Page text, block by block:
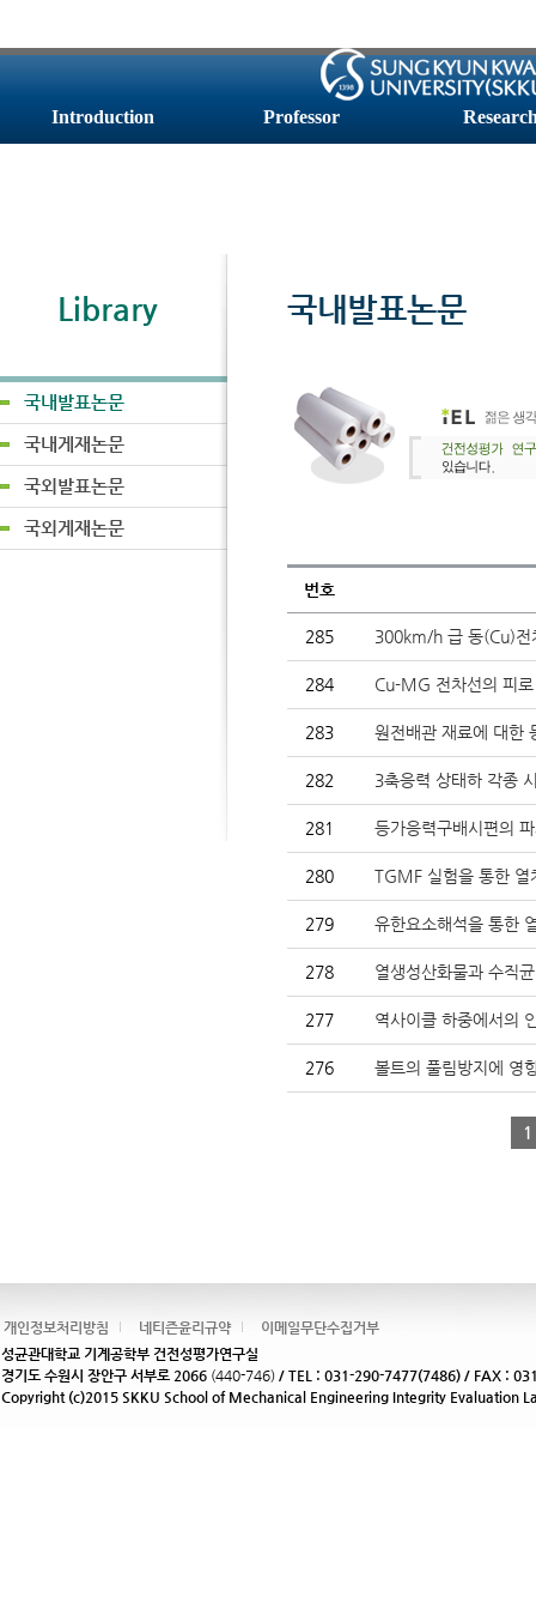
Introduction Professor
Library
국내발표논문
국내게재논문
국외발표논문
국외게재논문
국내발표논문
번호
285 300km/h 급 동(Cu)전
284 Cu-MG 전차선의 피
283 원전배관 재료에 대한
282 3축응력 상태하 각종
281 등가응력구배시편의
280 TGMF 실험을 통한 열
279 유한요소해석을 통한
278 열생성산화물과 수직
277 역사이클 하중에서의
276 볼트의 풀림방지에 영
1
성균관대학교 기계공학부 건전성평가연구실
경기도 수원시 장안구 서부로 2066 (440-746)/ TEL : 031-290-7477(7486) / FAX :
Copyright (c)2015 SKKU School of Mechanical Engineering Integrity Evaluation
개인정보처리방침 네티즌윤리규약 이메일무단수집거부